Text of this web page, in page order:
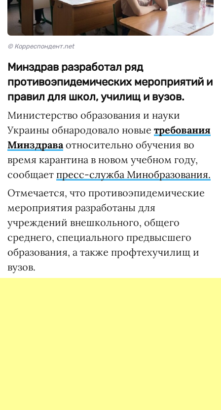
© Корреспондент.net
Минздрав разработал ряд
противоэпидемических мероприятий и
правил для школ, училищ и вузов.
Министерство образования и науки
Украины обнародовало новые требования
Минздраваотносительно обучения во
время карантина в новом учебном году,
сообщает пресс-служба Минобразования.
Отмечается, что противоэпидемические
мероприятия разработаны для
учреждений внешкольного, общего
среднего, специального предвысшего
образования, а также профтехучилищ и
вузов.